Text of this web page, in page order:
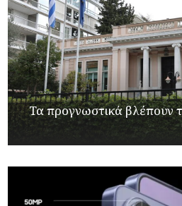
Τα προγνωστικά βλέπουν